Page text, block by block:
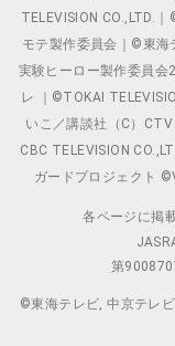
TELEVISION CO.,LTD.
モテ製作委員会｜©東
実験ヒーロー製作委員
レ ｜©TOKAI
いこ／講談社（C）
CBC TELEVISION
ガードプロジェクト
各ページに掲
第
©東海テレビ, 中京テレ